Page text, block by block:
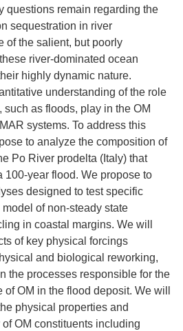
questions remain regarding the
sequestration in river
of the salient, but poorly
river-dominated ocean
highly dynamic nature.
understanding of the role
as floods, play in the OM
systems. To address this
to analyze the composition of
Po River prodelta (Italy) that
100-year flood. We propose to
designed to test specific
of non-steady state
in coastal margins. We will
of key physical forcings
and biological reworking,
the processes responsible for the
OM in the flood deposit. We will
physical properties and
OM constituents including